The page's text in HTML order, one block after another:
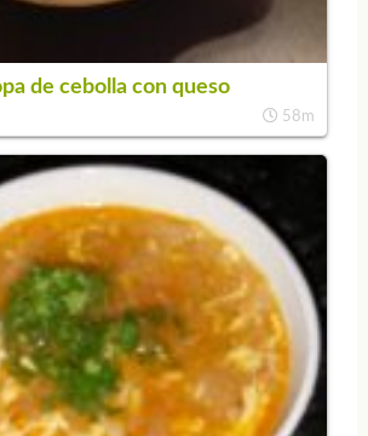
de cebolla con queso
58m